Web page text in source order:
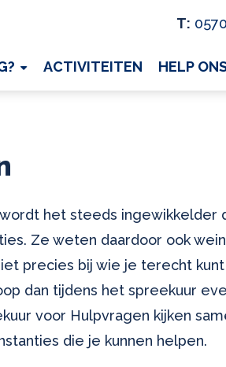
T:
ACTIVITEITEN HELP
het steeds ingewikkelder
Ze weten daardoor ook
precies bij wie je terecht
dan tijdens het spreekuur
voor Hulpvragen kijken
die je kunnen helpen.